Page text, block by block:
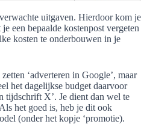
uitgaven. Hierdoor kom je
een bepaalde kostenpost vergeten
kosten te onderbouwen in je
‘adverteren in Google’, maar
het dagelijkse budget daarvoor
tijdschrift X’. Je dient dan wel te
het goed is, heb je dit ook
(onder het kopje ‘promotie).